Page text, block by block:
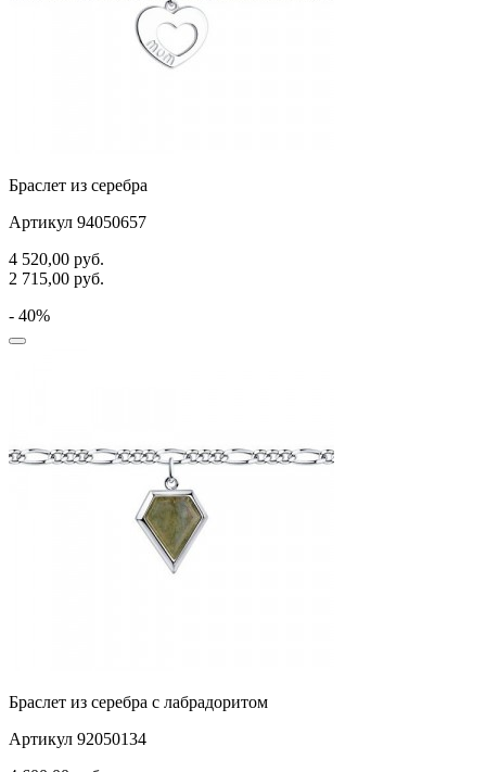
Браслет из серебра
Артикул 94050657
4 520,00 руб.
2 715,00 руб.
- 40%
Браслет из серебра с лабрадоритом
Артикул 92050134